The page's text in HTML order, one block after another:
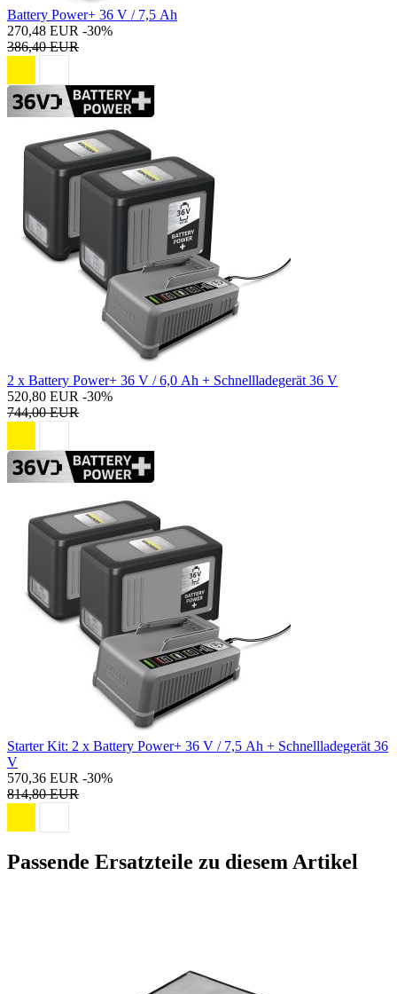
Battery Power+ 36 V / 7,5 Ah
270,48 EUR -30%
386,40 EUR
2 x Battery Power+ 36 V / 6,0 Ah + Schnellladegerät 36 V
520,80 EUR -30%
744,00 EUR
Starter Kit: 2 x Battery Power+ 36 V / 7,5 Ah + Schnellladegerät 36
V
570,36 EUR -30%
814,80 EUR
Passende Ersatzteile zu diesem Artikel